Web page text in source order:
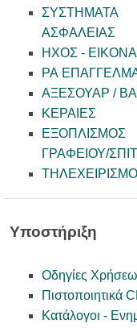
ΣΥΣΤΗΜΑΤΑ
ΑΣΦΑΛΕΙΑΣ
ΗΧΟΣ - ΕΙΚΟΝΑ
PA
ΑΞΕΣΟΥΑΡ /
ΚΕΡΑΙΕΣ
ΕΞΟΠΛΙΣΜΟΣ
ΓΡΑΦΕΙΟΥ/
ΤΗΛΕΧΕΙΡΙΣΜΟΙ
Υποστήριξη
Οδηγίες
Πιστοποιητικά
Κατάλογοι -